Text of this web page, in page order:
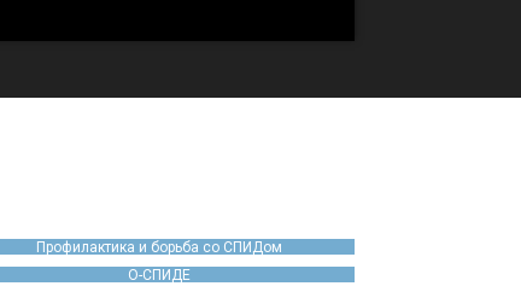
Профилактика и борьба со СПИДом
О-СПИДЕ